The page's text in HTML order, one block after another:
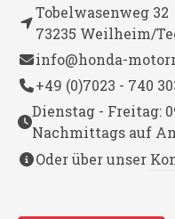
Tobelwasenweg 32
73235 Weilheim/
info@honda-
+49 (0)7023 - 740
Dienstag - Freitag:
Nachmittags auf
Oder über unser